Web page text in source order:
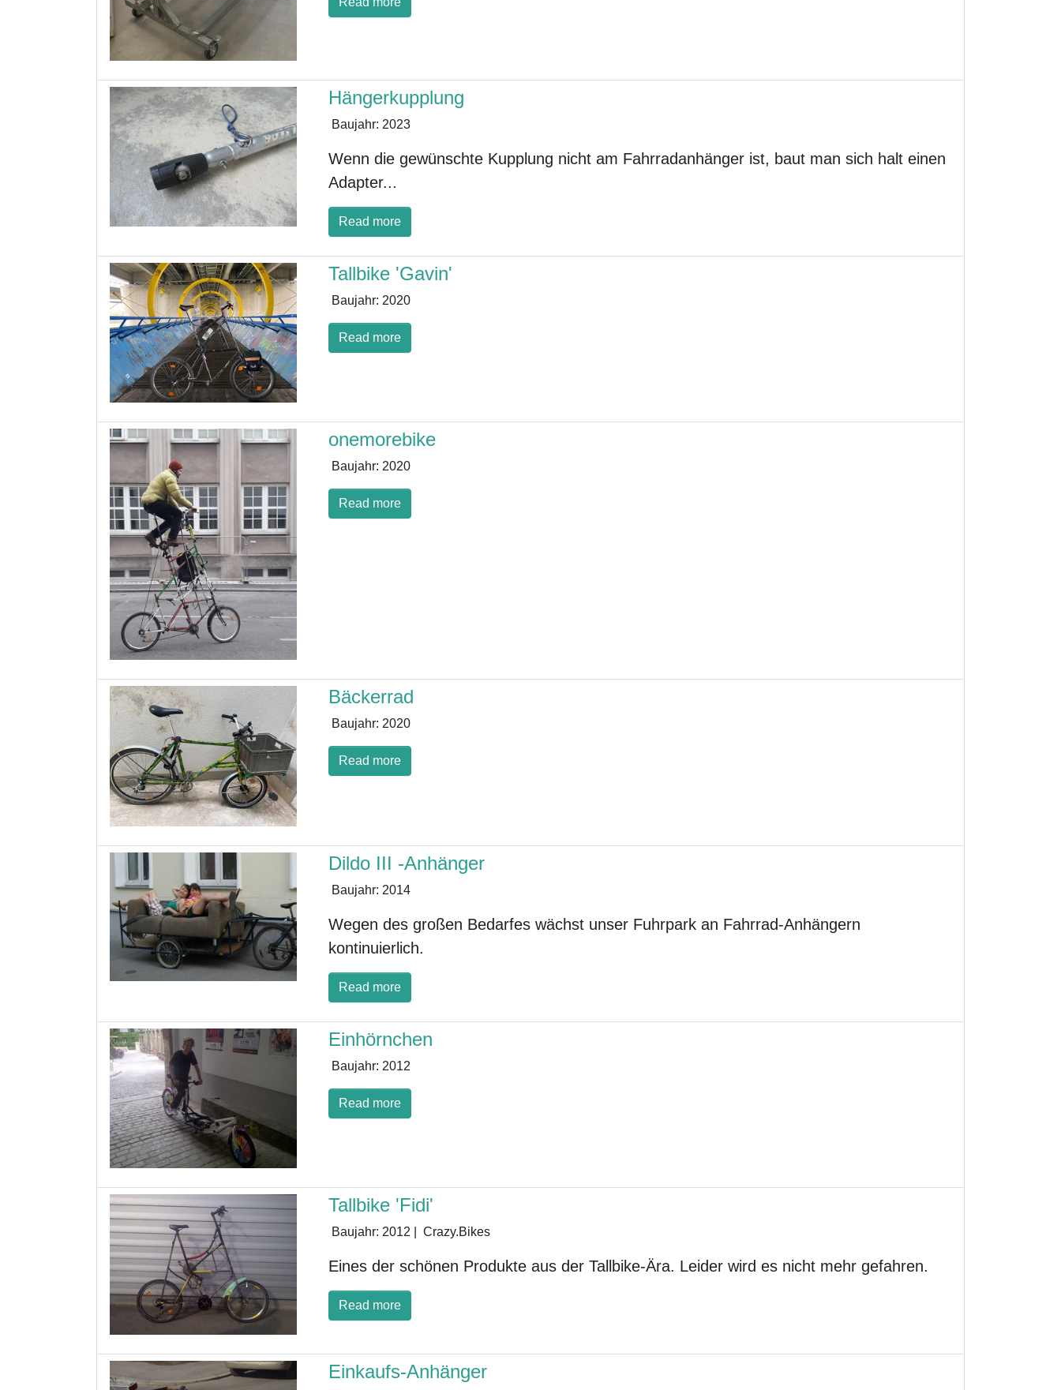
Hängerkupplung
Baujahr: 2023
Wenn die gewünschte Kupplung nicht am Fahrradanhänger ist, baut man sich halt einen
Adapter...
Read more
Tallbike 'Gavin'
Baujahr: 2020
Read more
onemorebike
Baujahr: 2020
Read more
Bäckerrad
Baujahr: 2020
Read more
Dildo III -Anhänger
Baujahr: 2014
Wegen des großen Bedarfes wächst unser Fuhrpark an Fahrrad-Anhängern
kontinuierlich.
Read more
Einhörnchen
Baujahr: 2012
Read more
Tallbike 'Fidi'
Baujahr: 2012 Crazy.Bikes
Eines der schönen Produkte aus der Tallbike-Ära. Leider wird es nicht mehr gefahren.
Read more
Einkaufs-Anhänger